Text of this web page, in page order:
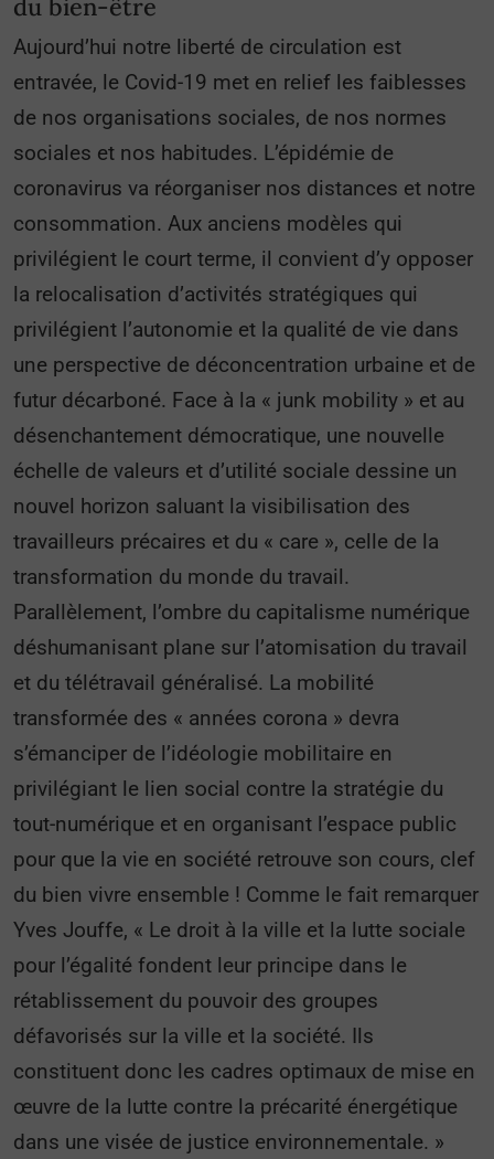
du bien-être
Aujourd’hui notre liberté de circulation est
entravée, le Covid-19 met en relief les faiblesses
de nos organisations sociales, de nos normes
sociales et nos habitudes. L’épidémie de
coronavirus va réorganiser nos distances et notre
consommation. Aux anciens modèles qui
privilégient le court terme, il convient d’y opposer
la relocalisation d’activités stratégiques qui
privilégient l’autonomie et la qualité de vie dans
une perspective de déconcentration urbaine et de
futur décarboné. Face à la « junk mobility » et au
désenchantement démocratique, une nouvelle
échelle de valeurs et d’utilité sociale dessine un
nouvel horizon saluant la visibilisation des
travailleurs précaires et du « care », celle de la
transformation du monde du travail.
Parallèlement, l’ombre du capitalisme numérique
déshumanisant plane sur l’atomisation du travail
et du télétravail généralisé. La mobilité
transformée des « années corona » devra
s’émanciper de l’idéologie mobilitaire en
privilégiant le lien social contre la stratégie du
tout-numérique et en organisant l’espace public
pour que la vie en société retrouve son cours, clef
du bien vivre ensemble ! Comme le fait remarquer
Yves Jouffe, « Le droit à la ville et la lutte sociale
pour l’égalité fondent leur principe dans le
rétablissement du pouvoir des groupes
défavorisés sur la ville et la société. Ils
constituent donc les cadres optimaux de mise en
œuvre de la lutte contre la précarité énergétique
dans une visée de justice environnementale. »